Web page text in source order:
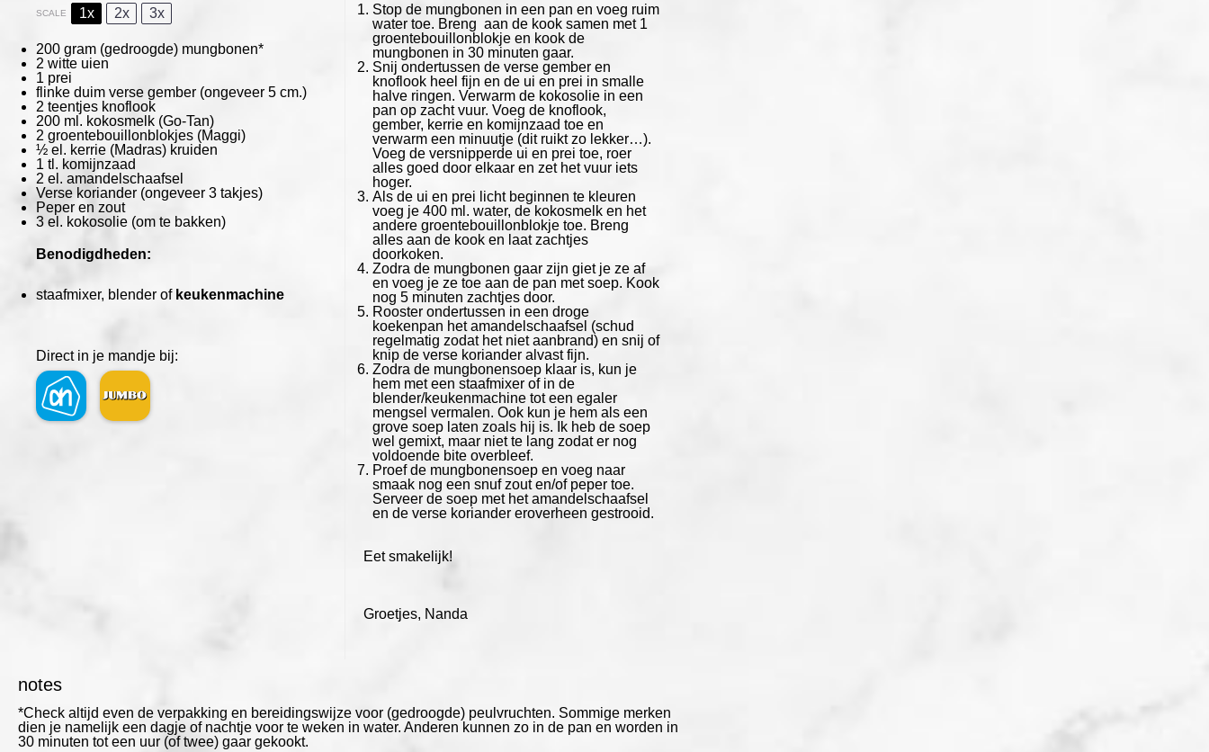
SCALE 1x 2x 3x
200 gram (gedroogde) mungbonen*
2 witte uien
1 prei
flinke duim verse gember (ongeveer 5 cm.)
2 teentjes knoflook
200 ml. kokosmelk (Go-Tan)
2 groentebouillonblokjes (Maggi)
½ el. kerrie (Madras) kruiden
1 tl. komijnzaad
2 el. amandelschaafsel
Verse koriander (ongeveer 3 takjes)
Peper en zout
3 el. kokosolie (om te bakken)
Benodigdheden:
staafmixer, blender of keukenmachine
Direct in je mandje bij:
Stop de mungbonen in een pan en voeg ruim
water toe. Breng aan de kook samen met 1
groentebouillonblokje en kook de
mungbonen in 30 minuten gaar.
Snij ondertussen de verse gember en
knoflook heel fijn en de ui en prei in smalle
halve ringen. Verwarm de kokosolie in een
pan op zacht vuur. Voeg de knoflook,
gember, kerrie en komijnzaad toe en
verwarm een minuutje (dit ruikt zo lekker…).
Voeg de versnipperde ui en prei toe, roer
alles goed door elkaar en zet het vuur iets
hoger.
Als de ui en prei licht beginnen te kleuren
voeg je 400 ml. water, de kokosmelk en het
andere groentebouillonblokje toe. Breng
alles aan de kook en laat zachtjes
doorkoken.
Zodra de mungbonen gaar zijn giet je ze af
en voeg je ze toe aan de pan met soep. Kook
nog 5 minuten zachtjes door.
Rooster ondertussen in een droge
koekenpan het amandelschaafsel (schud
regelmatig zodat het niet aanbrand) en snij of
knip de verse koriander alvast fijn.
Zodra de mungbonensoep klaar is, kun je
hem met een staafmixer of in de
blender/keukenmachine tot een egaler
mengsel vermalen. Ook kun je hem als een
grove soep laten zoals hij is. Ik heb de soep
wel gemixt, maar niet te lang zodat er nog
voldoende bite overbleef.
Proef de mungbonensoep en voeg naar
smaak nog een snuf zout en/of peper toe.
Serveer de soep met het amandelschaafsel
en de verse koriander eroverheen gestrooid.
Eet smakelijk!
Groetjes, Nanda
notes
*Check altijd even de verpakking en bereidingswijze voor (gedroogde) peulvruchten. Sommige merken
dien je namelijk een dagje of nachtje voor te weken in water. Anderen kunnen zo in de pan en worden in
30 minuten tot een uur (of twee) gaar gekookt.